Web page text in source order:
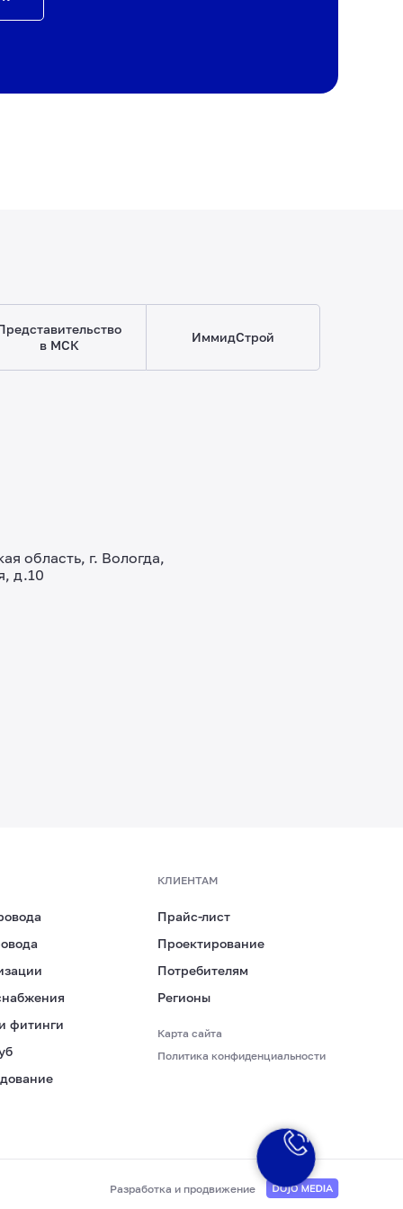
в МСК
ИммидСтрой
область, г. Вологда,
д.10
«Ворсино», 8-й Восточный
Прайс-лист
Проектирование
Потребителям
Регионы
Карта сайта
Политика конфиденциальности
КЛИЕНТАМ
фитинги
Разработка и продвижение